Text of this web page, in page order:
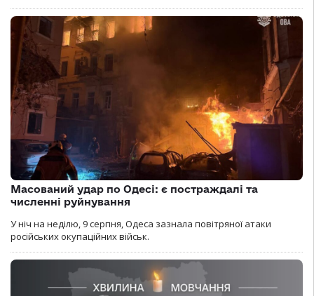
Масований удар по Одесі: є постраждалі та
численні руйнування
У ніч на неділю, 9 серпня, Одеса зазнала повітряної атаки
російських окупаційних військ.